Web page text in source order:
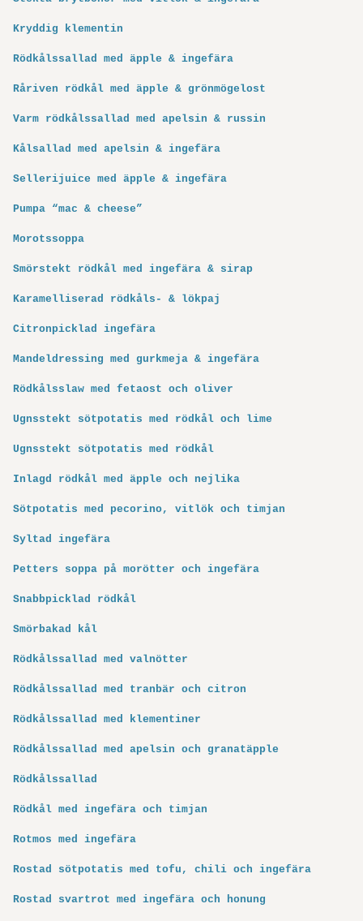
Kryddig klementin
Rödkålssallad med äpple & ingefära
Råriven rödkål med äpple & grönmögelost
Varm rödkålssallad med apelsin & russin
Kålsallad med apelsin & ingefära
Sellerijuice med äpple & ingefära
Pumpa “mac & cheese”
Morotssoppa
Smörstekt rödkål med ingefära & sirap
Karamelliserad rödkåls- & lökpaj
Citronpicklad ingefära
Mandeldressing med gurkmeja & ingefära
Rödkålsslaw med fetaost och oliver
Ugnsstekt sötpotatis med rödkål och lime
Ugnsstekt sötpotatis med rödkål
Inlagd rödkål med äpple och nejlika
Sötpotatis med pecorino, vitlök och timjan
Syltad ingefära
Petters soppa på morötter och ingefära
Snabbpicklad rödkål
Smörbakad kål
Rödkålssallad med valnötter
Rödkålssallad med tranbär och citron
Rödkålssallad med klementiner
Rödkålssallad med apelsin och granatäpple
Rödkålssallad
Rödkål med ingefära och timjan
Rotmos med ingefära
Rostad sötpotatis med tofu, chili och ingefära
Rostad svartrot med ingefära och honung